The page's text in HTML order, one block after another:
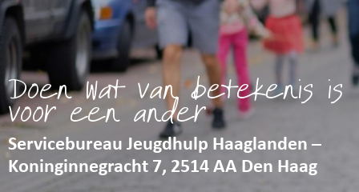
Doen wat van betekenis is
voor een ander
Servicebureau Jeugdhulp Haaglanden –
Koninginnegracht 7, 2514 AA Den Haag